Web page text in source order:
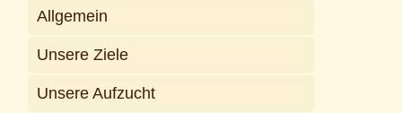
Allgemein
Unsere Ziele
Unsere Aufzucht